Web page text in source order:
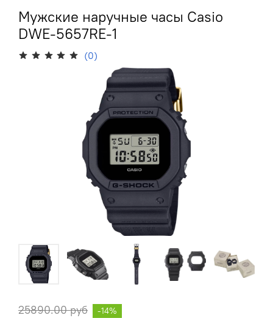
Мужские наручные часы Casio
DWE-5657RE-1
(0)
25890.00 руб -14%